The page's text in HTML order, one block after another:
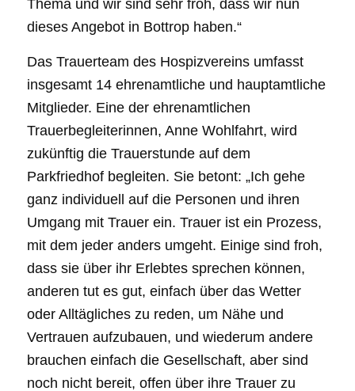
Thema und wir sind sehr froh, dass wir nun
dieses Angebot in Bottrop haben.“
Das Trauerteam des Hospizvereins umfasst
insgesamt 14 ehrenamtliche und hauptamtliche
Mitglieder. Eine der ehrenamtlichen
Trauerbegleiterinnen, Anne Wohlfahrt, wird
zukünftig die Trauerstunde auf dem
Parkfriedhof begleiten. Sie betont: „Ich gehe
ganz individuell auf die Personen und ihren
Umgang mit Trauer ein. Trauer ist ein Prozess,
mit dem jeder anders umgeht. Einige sind froh,
dass sie über ihr Erlebtes sprechen können,
anderen tut es gut, einfach über das Wetter
oder Alltägliches zu reden, um Nähe und
Vertrauen aufzubauen, und wiederum andere
brauchen einfach die Gesellschaft, aber sind
noch nicht bereit, offen über ihre Trauer zu